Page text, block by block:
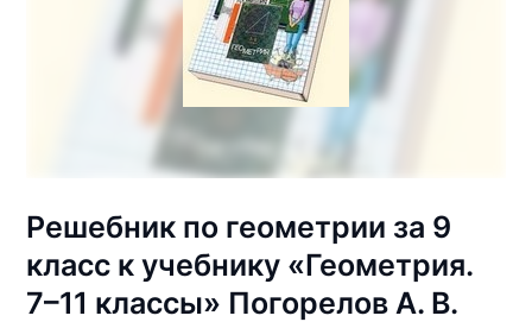
Решебник по геометрии за 9
класс к учебнику «Геометрия.
7–11 классы» Погорелов А. В.